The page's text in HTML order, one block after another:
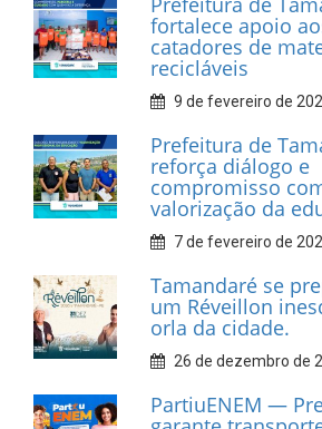
INFORMATIVOS
Prefeitura de
realiza entrega de
Associação dos
Car Service
10 de fevereiro de
Dia do Frevo:
cultural em
9 de fevereiro de 2026
Prefeitura de
fortalece apoio
catadores de